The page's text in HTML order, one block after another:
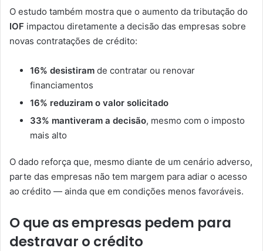
O estudo também mostra que o aumento da tributação do
IOF impactou diretamente a decisão das empresas sobre
novas contratações de crédito:
16% desistiram de contratar ou renovar
financiamentos
16% reduziram o valor solicitado
33% mantiveram a decisão, mesmo com o imposto
mais alto
O dado reforça que, mesmo diante de um cenário adverso,
parte das empresas não tem margem para adiar o acesso
ao crédito — ainda que em condições menos favoráveis.
O que as empresas pedem para
destravar o crédito